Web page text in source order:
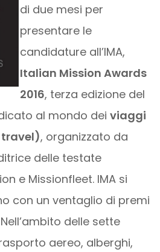
di due mesi per
presentare le
candidature all’IMA,
Italian Mission Awards
2016, terza edizione del
al mondo dei viaggi
travel), organizzato da
delle testate
e Missionfleet. IMA si
con un ventaglio di premi
delle sette
aereo, alberghi,